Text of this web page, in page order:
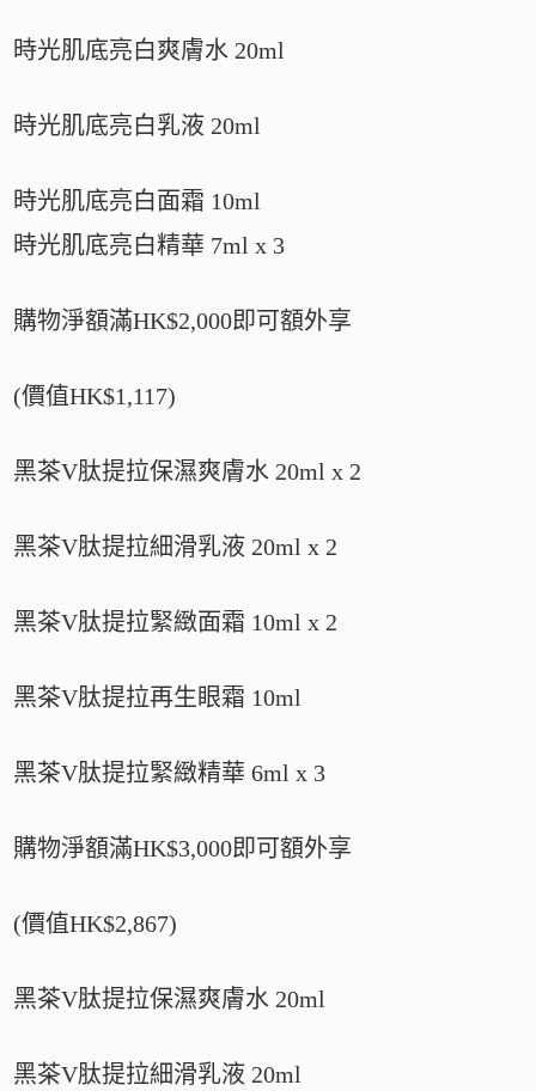
時光肌底亮白爽膚水 20ml
時光肌底亮白乳液 20ml
時光肌底亮白面霜 10ml
時光肌底亮白精華 7ml x 3
購物淨額滿HK$2,000即可額外享
(價值HK$1,117)
黑茶V肽提拉保濕爽膚水 20ml x 2
黑茶V肽提拉細滑乳液 20ml x 2
黑茶V肽提拉緊緻面霜 10ml x 2
黑茶V肽提拉再生眼霜 10ml
黑茶V肽提拉緊緻精華 6ml x 3
購物淨額滿HK$3,000即可額外享
(價值HK$2,867)
黑茶V肽提拉保濕爽膚水 20ml
黑茶V肽提拉細滑乳液 20ml